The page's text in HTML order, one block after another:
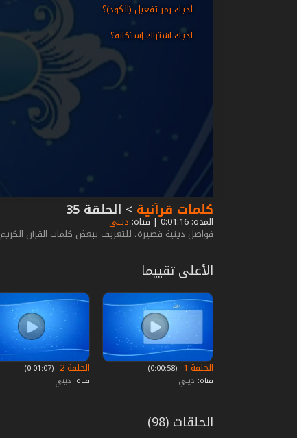
لديك رمز تفعيل (الكود)؟
لديك اشتراك إستكانة؟
كلمات قرآنية > الحلقة 35
المدة: 0:01:16 | قناة: ديني
فواصل دينية قصيرة، للتعريف ببعض كلمات القرآن الكريم
الأعلى تقييما
الحلقة 1
‏ (0:00:58)
قناة: ديني
الحلقة 2
‏ (0:01:07)
قناة: ديني
الحلقات (98)